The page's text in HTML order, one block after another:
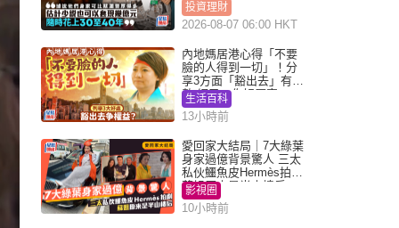
投資理財
2026-08-07 06:00 HKT
內地媽居港心得「不要
臉的人得到一切」！分
享3方面「豁出去」有著
數 網民：你好厲害
生活百科
13小時前
愛回家大結局｜7大綠葉
身家過億背景驚人 三太
私伙鱷魚皮Hermès拍劇
蘇姐原來是半山樓后
影視圈
10小時前